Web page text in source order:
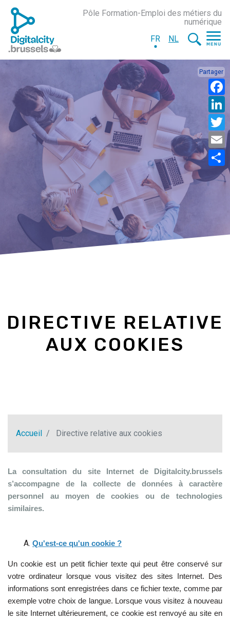
Pôle Formation-Emploi des métiers du
numérique
FR
NL
DIRECTIVE RELATIVE
AUX COOKIES
Accueil Directive relative aux cookies
La consultation du site Internet de Digitalcity.brussels
s’accompagne de la collecte de données à caractère
personnel au moyen de cookies ou de technologies
similaires.
Qu'est-ce qu'un cookie ?
Un cookie est un petit fichier texte qui peut être conservé sur
votre ordinateur lorsque vous visitez des sites Internet. Des
informations sont enregistrées dans ce fichier texte, comme par
exemple votre choix de langue. Lorsque vous visitez à nouveau
le site Internet ultérieurement, ce cookie est renvoyé au site en
Partager